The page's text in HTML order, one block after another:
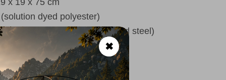
x 19 x 75 cm
dyed polyester)
βαφή (powder coated steel)
polyester ✖